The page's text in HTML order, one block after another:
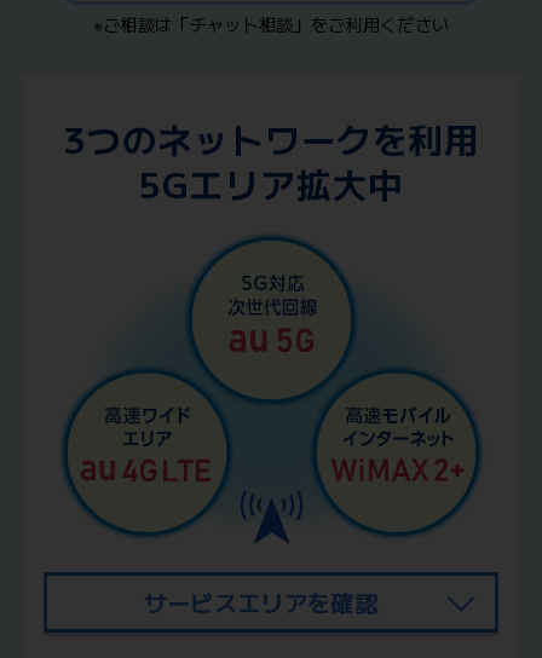
※ご相談は「チャット相談」をご利用ください
3つのネットワークを利用
5Gエリア拡大中
サービスエリアを確認